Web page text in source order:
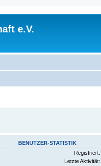
e.V.
BENUTZER-STATISTIK
Registriert:
Letzte Aktivität: